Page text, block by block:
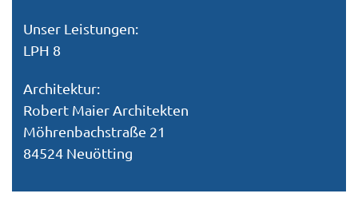
Unser Leistungen:
LPH 8
Architektur:
Robert Maier Architekten
Möhrenbachstraße 21
84524 Neuötting